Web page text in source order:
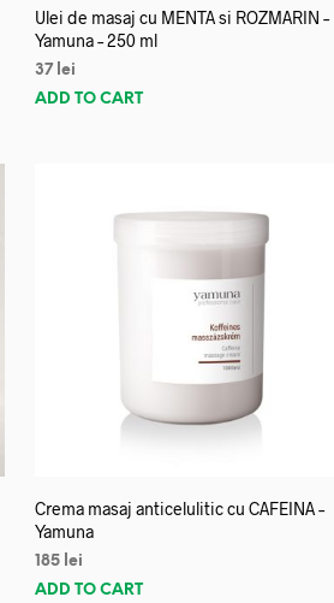
Ulei de masaj cu MENTA si ROZMARIN –
Yamuna – 250 ml
37 lei
ADD TO CART
Crema masaj anticelulitic cu CAFEINA –
Yamuna
185 lei
ADD TO CART